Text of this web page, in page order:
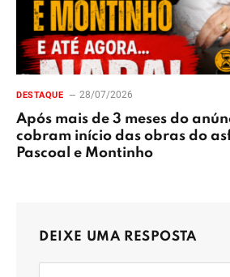
DESTAQUE 28/07/2026
Após mais de 3 meses do
cobram início das obras do
Pascoal e Montinho
DEIXE UMA RESPOSTA